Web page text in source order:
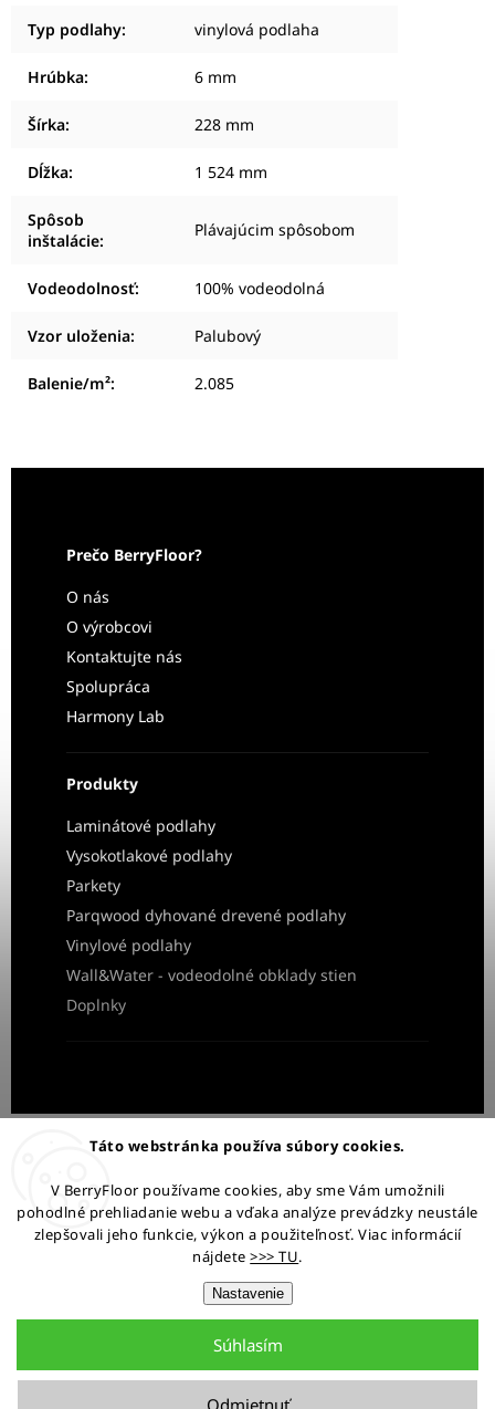
Táto webstránka používa súbory cookies.
V BerryFloor používame cookies, aby sme Vám umožnili
pohodlné prehliadanie webu a vďaka analýze prevádzky neustále
zlepšovali jeho funkcie, výkon a použiteľnosť. Viac informácií
nájdete>>> TU.
Nastavenie
Odmietnuť
Súhlasím
Typ podlahy: vinylová podlaha
Hrúbka: 6 mm
Šírka: 228 mm
Dĺžka: 1 524 mm
Spôsob
inštalácie:
Plávajúcim spôsobom
Vodeodolnosť: 100% vodeodolná
Vzor uloženia: Palubový
Balenie/m²: 2.085
Prečo BerryFloor?
O nás
O výrobcovi
Kontaktujte nás
Spolupráca
Harmony Lab
Produkty
Laminátové podlahy
Vysokotlakové podlahy
Parkety
Parqwood dyhované drevené podlahy
Vinylové podlahy
Wall&Water - vodeodolné obklady stien
Doplnky
Obchodné podmienkyOchrana osobných údajov
Ostaňme v kontakte:
Upraviť nastavenie cookies